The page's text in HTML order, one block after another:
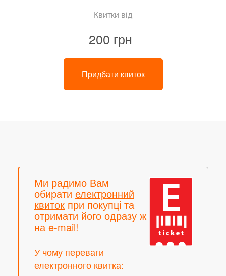
Квитки від
200 грн
Придбати квиток
Ми радимо Вам
обирати електронний
квиток при покупці та
отримати його одразу ж
на e-mail!
У чому переваги
електронного квитка: